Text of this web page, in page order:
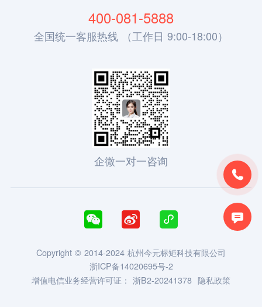


400-081-5888
全国统一客服热线 （工作日 9:00-18:00）
企微一对一咨询
  
Copyright © 2014-2024 杭州今元标矩科技有限公司
浙ICP备14020695号-2
增值电信业务经营许可证： 浙B2-20241378 隐私政策